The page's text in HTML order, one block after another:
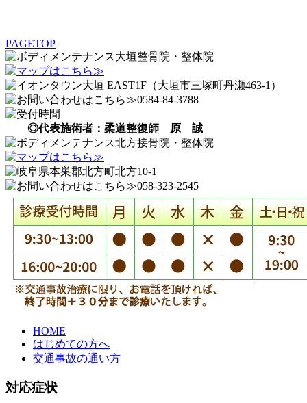
PAGETOP
◎代表施術者：柔道整復師 原 誠
HOME
はじめての方へ
交通事故の通い方
対応症状